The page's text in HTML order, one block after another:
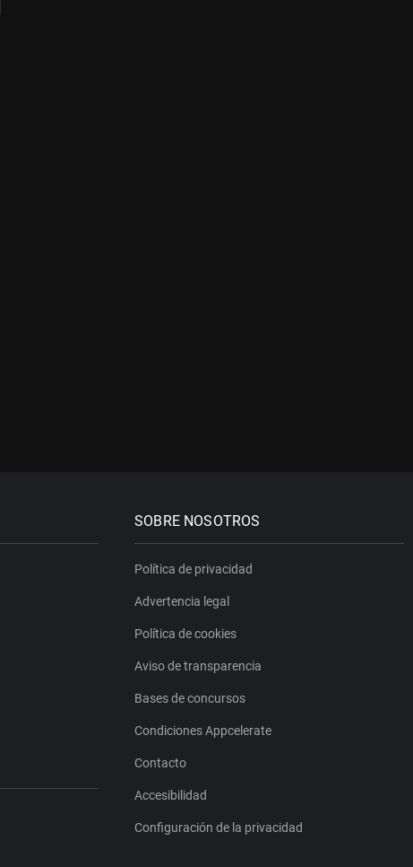
SOBRE NOSOTROS
Política de privacidad
Advertencia legal
Política de cookies
Aviso de transparencia
Bases de concursos
Condiciones Appcelerate
Contacto
Accesibilidad
Configuración de la privacidad